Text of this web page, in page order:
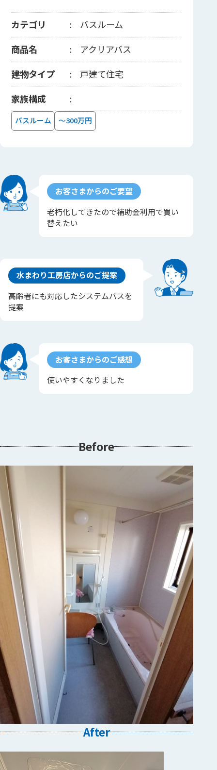
カテゴリ
バスルーム
商品名
アクリアバス
建物タイプ
戸建て住宅
家族構成
バスルーム ～300万円
お客さまからのご要望
老朽化してきたので補助金利用で買い
替えたい
水まわり工房店からのご提案
高齢者にも対応したシステムバスを
提案
お客さまからのご感想
使いやすくなりました
Before
After